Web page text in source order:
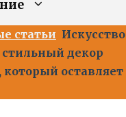
статьи Искусство
декор
который оставляет